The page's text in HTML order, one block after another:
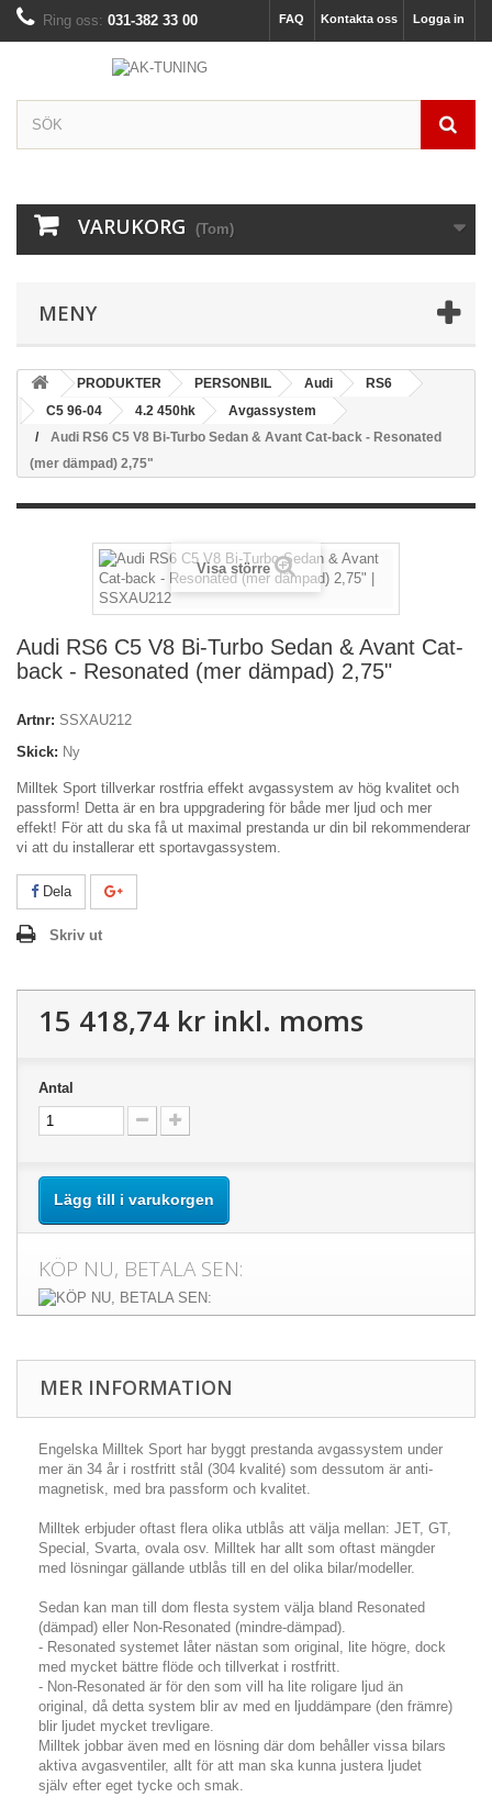
Logga in
Kontakta oss
FAQ
Ring oss: 031-382 33 00
VARUKORG (Tom)
MENY
PRODUKTER PERSONBIL Audi
RS6
C5 96-04
4.2 450hk
Avgassystem
Audi RS6 C5 V8 Bi-Turbo Sedan & Avant Cat-back - Resonated
(mer dämpad) 2,75"
Visa större
Audi RS6 C5 V8 Bi-Turbo Sedan & Avant Cat-
back - Resonated (mer dämpad) 2,75"
Artnr: SSXAU212
Skick: Ny
Milltek Sport tillverkar rostfria effekt avgassystem av hög kvalitet och
passform! Detta är en bra uppgradering för både mer ljud och mer
effekt! För att du ska få ut maximal prestanda ur din bil rekommenderar
vi att du installerar ett sportavgassystem.
Dela
Skriv ut
15 418,74 kr inkl. moms
Antal
Lägg till i varukorgen
KÖP NU, BETALA SEN:
MER INFORMATION
Engelska Milltek Sport har byggt prestanda avgassystem under
mer än 34 år i rostfritt stål (304 kvalité) som dessutom är anti-
magnetisk, med bra passform och kvalitet.
Milltek erbjuder oftast flera olika utblås att välja mellan: JET, GT,
Special, Svarta, ovala osv. Milltek har allt som oftast mängder
med lösningar gällande utblås till en del olika bilar/modeller.
Sedan kan man till dom flesta system välja bland Resonated
(dämpad) eller Non-Resonated (mindre-dämpad).
- Resonated systemet låter nästan som original, lite högre, dock
med mycket bättre flöde och tillverkat i rostfritt.
- Non-Resonated är för den som vill ha lite roligare ljud än
original, då detta system blir av med en ljuddämpare (den främre)
blir ljudet mycket trevligare.
Milltek jobbar även med en lösning där dom behåller vissa bilars
aktiva avgasventiler, allt för att man ska kunna justera ljudet
själv efter eget tycke och smak.